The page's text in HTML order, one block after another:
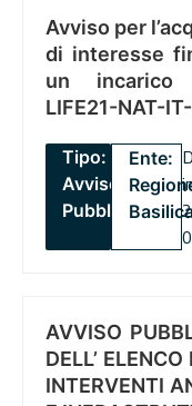
Avviso per
di interesse
un incarico
LIFE21-NAT-
Tipo:
Avviso
Pubblico
Ente:
AVVISO
DELL’
INTERVENTI